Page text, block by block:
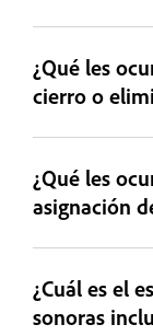
¿Qué les
cierro o
¿Qué les
asignación
¿Cuál es el
sonoras